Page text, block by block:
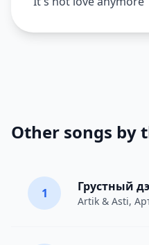
Other songs by
1 Грустный
Artik & Asti,